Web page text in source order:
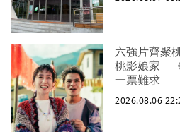
六強片齊聚
桃影娘家
一票難求
2026.08.06